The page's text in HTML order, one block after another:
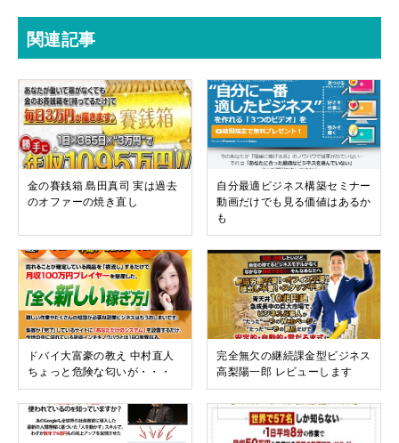
関連記事
金の賽銭箱 島田真司 実は過去
のオファーの焼き直し
自分最適ビジネス構築セミナー
動画だけでも見る価値はあるか
も
ドバイ大富豪の教え 中村直人
ちょっと危険な匂いが・・・
完全無欠の継続課金型ビジネス
高梨陽一郎 レビューします